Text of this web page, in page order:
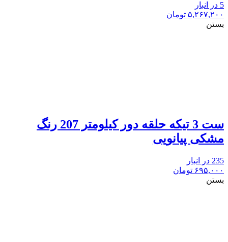
5 در انبار
۵,۲۶۷,۲۰۰ تومان
بستن
ست 3 تیکه حلقه دور کیلومتر 207 رنگ
مشکی پیانویی
235 در انبار
۶۹۵,۰۰۰ تومان
بستن